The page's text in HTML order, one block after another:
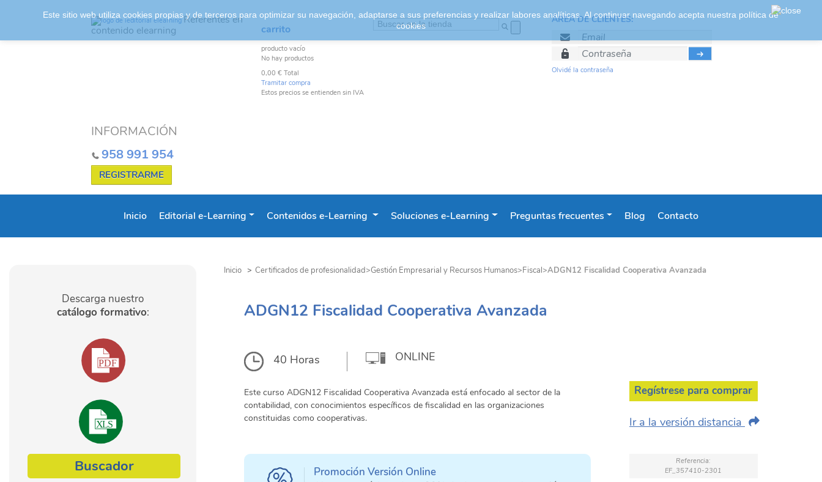
Referentes en
contenido elearning
carrito
producto vacío
No hay productos
0,00 € Total
Tramitar compra
Estos precios se entienden sin IVA
ÁREA DE CLIENTES:
Olvidé la contraseña
INFORMACIÓN
958 991 954
REGISTRARME
Inicio Editorial e-Learning Contenidos e-Learning Soluciones e-Learning Preguntas frecuentes Blog Contacto
Descarga nuestro
catálogo formativo:
Buscador
Inicio > Certificados de profesionalidad>Gestión Empresarial y Recursos Humanos>Fiscal>ADGN12 Fiscalidad Cooperativa Avanzada
ADGN12 Fiscalidad Cooperativa Avanzada
40 Horas ONLINE
Este curso ADGN12 Fiscalidad Cooperativa Avanzada está enfocado al sector de la
contabilidad, con conocimientos específicos de fiscalidad en las organizaciones
constituidas como cooperativas.
Promoción Versión Online
Regístrese para comprar
Ir a la versión distancia
Referencia:
EF_357410-2301
Este sitio web utiliza cookies propias y de terceros para optimizar su navegación, adaptarse a sus preferencias y realizar labores analíticas. Al continuar navegando acepta nuestra política de
cookies